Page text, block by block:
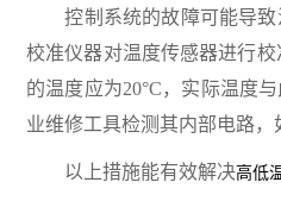
控制系统的故障可能导致
校准仪器对温度传感器进行
的温度应为20°C，实际温度
业维修工具检测其内部电路，
以上措施能有效解决高低